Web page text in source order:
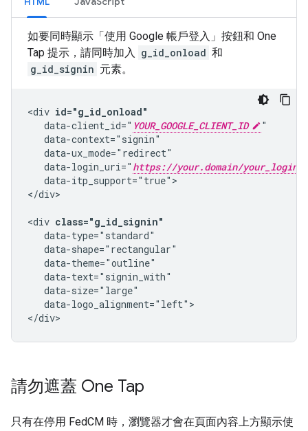
如要同時顯示「使用 Google 帳戶登入」按鈕和 One
Tap 提示，請同時加入 g_id_onload 和
g_id_signin 元素。
<div id="g_id_onload"
   data-client_id="
YOUR_GOOGLE_CLIENT_ID
"
   data-context="signin"
   data-ux_mode="redirect"
   data-login_uri="
https://your.domain/
   data-itp_support="true">
</div>
<div class="g_id_signin"
   data-type="standard"
   data-shape="rectangular"
   data-theme="outline"
   data-text="signin_with"
   data-size="large"
   data-logo_alignment="left">
請勿遮蓋 One Tap
只有在停用 FedCM 時，瀏覽器才會在頁面內容上方顯示使